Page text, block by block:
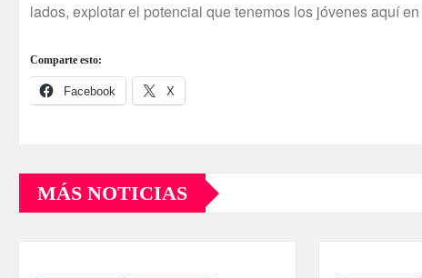
lados, explotar el potencial que tenemos los jóvenes aquí­
Comparte esto:
Facebook X
MÁS NOTICIAS